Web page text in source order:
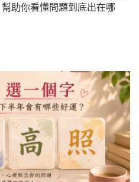
助你看懂問題到底出在哪